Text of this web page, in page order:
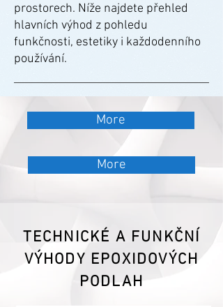
prostorech. Níže najdete přehled
hlavních výhod z pohledu
funkčnosti, estetiky i každodenního
používání.
More
More
TECHNICKÉ A FUNKČNÍ
VÝHODY EPOXIDOVÝCH
PODLAH